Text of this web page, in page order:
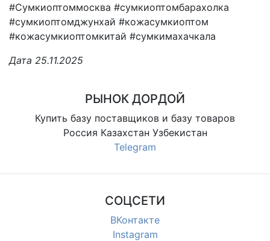
#Сумкиоптоммосква #сумкиоптомбарахолка
#сумкиоптомджунхай #кожасумкиоптом
#кожасумкиоптомкитай #сумкимахачкала
Дата 25.11.2025
РЫНОК ДОРДОЙ
Купить базу поставщиков и базу товаров
Россия Казахстан Узбекистан
Telegram
СОЦСЕТИ
ВКонтакте
Instagram